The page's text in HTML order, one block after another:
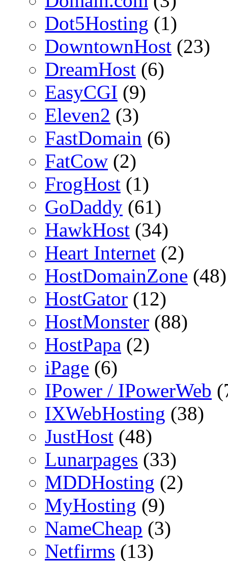
Dot5Hosting (1)
DowntownHost (23)
DreamHost (6)
EasyCGI (9)
Eleven2 (3)
FastDomain (6)
FatCow (2)
FrogHost (1)
GoDaddy (61)
HawkHost (34)
Heart Internet (2)
HostDomainZone (48)
HostGator (12)
HostMonster (88)
HostPapa (2)
iPage (6)
IPower / IPowerWeb
IXWebHosting (38)
JustHost (48)
Lunarpages (33)
MDDHosting (2)
MyHosting (9)
NameCheap (3)
Netfirms (13)